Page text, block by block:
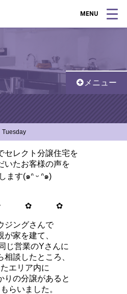
MENU
メニュー
Tuesday
セレクト分譲住宅を
いたお客様の声を
ます(๑ᐢ ᵕ ᐢ๑)
✿ ✿
ジングさんで
が家を建て、
じ営業のYさんに
相談したところ、
エリア内に
りの分譲があると
らいました。